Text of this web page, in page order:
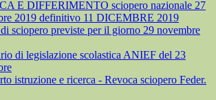
E DIFFERIMENTO sciopero nazionale 27
2019 definitivo 11 DICEMBRE 2019
sciopero previste per il giorno 29 novembre
di legislazione scolastica ANIEF del 23
istruzione e ricerca - Revoca sciopero Feder.